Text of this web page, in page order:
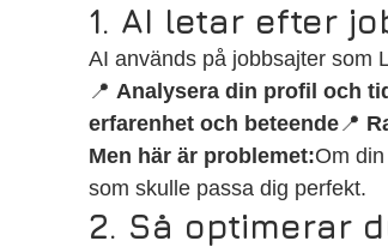
1. AI letar efter
AI används på jobbsajter som
📍 Analysera din profil och
erfarenhet och beteende📍
Men här är problemet:Om
som skulle passa dig perfekt.
2. Så optimerar